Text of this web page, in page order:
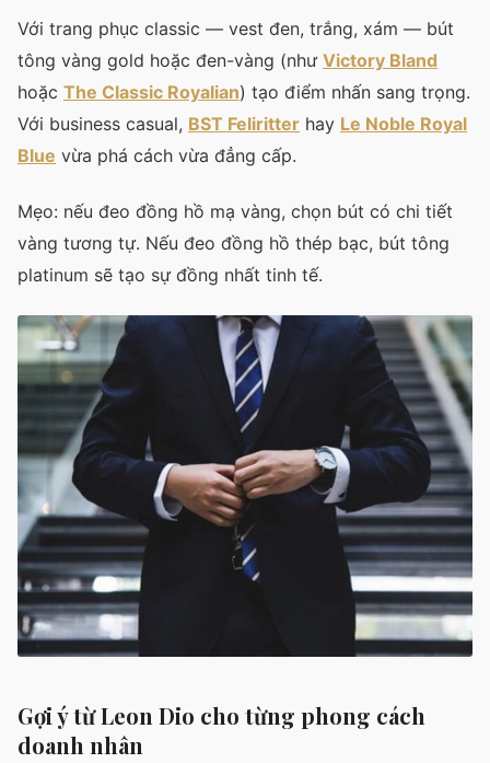
Với trang phục classic — vest đen, trắng, xám — bút
tông vàng gold hoặc đen-vàng (như Victory Bland
hoặc The Classic Royalian) tạo điểm nhấn sang trọng.
Với business casual, BST Feliritter hay Le Noble Royal
Blue vừa phá cách vừa đẳng cấp.
Mẹo: nếu đeo đồng hồ mạ vàng, chọn bút có chi tiết
vàng tương tự. Nếu đeo đồng hồ thép bạc, bút tông
platinum sẽ tạo sự đồng nhất tinh tế.
Gợi ý từ Leon Dio cho từng phong cách
doanh nhân